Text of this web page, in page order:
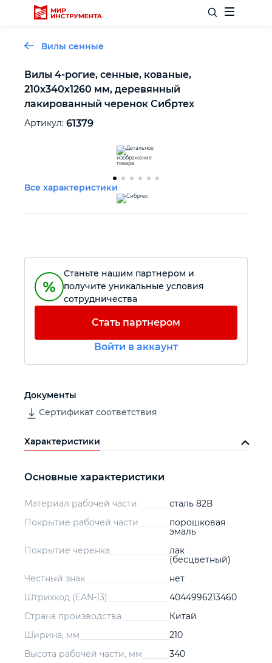
Отделочный инструмент
Слесарный инструмент
Столярный инструмент
Садовый инвентарь
Автомобильный инструмент
Крепежный инструмент
Вилы сенные
Вилы 4-рогие, сенные, кованые,
210х340х1260 мм, деревянный
лакированный черенок Сибртех
Артикул: 61379
Все характеристики
Станьте нашим партнером и
получите уникальные условия
сотрудничества
Стать партнером
Войти в аккаунт
Документы
Сертификат соответствия
Характеристики
Основные характеристики
Материал рабочей части
сталь 82В
Покрытие рабочей части
порошковая
эмаль
Покрытие черенка
лак
(бесцветный)
Честный знак
нет
Штрихкод (EAN-13)
4044996213460
Страна производства
Китай
Ширина, мм
210
Высота рабочей части, мм
340